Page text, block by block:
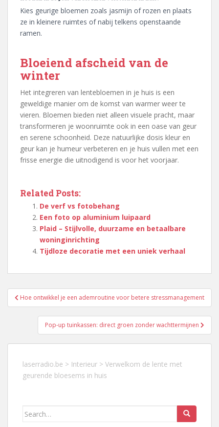
Kies geurige bloemen zoals jasmijn of rozen en plaats
ze in kleinere ruimtes of nabij telkens openstaande
ramen.
Bloeiend afscheid van de
winter
Het integreren van lentebloemen in je huis is een
geweldige manier om de komst van warmer weer te
vieren. Bloemen bieden niet alleen visuele pracht, maar
transformeren je woonruimte ook in een oase van geur
en serene schoonheid. Deze natuurlijke dosis kleur en
geur kan je humeur verbeteren en je huis vullen met een
frisse energie die uitnodigend is voor het voorjaar.
Related Posts:
De verf vs fotobehang
Een foto op aluminium luipaard
Plaid – Stijlvolle, duurzame en betaalbare
woninginrichting
Tijdloze decoratie met een uniek verhaal
Berichtnavigatie
Hoe ontwikkel je een ademroutine voor betere stressmanagement
Pop-up tuinkassen: direct groen zonder wachttermijnen
laserradio.be > Interieur > Verwelkom de lente met
geurende bloesems in huis
Search